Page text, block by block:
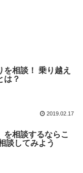
を相談！ 乗り越え
は？
2019.02.17
を相談するならこ
談してみよう